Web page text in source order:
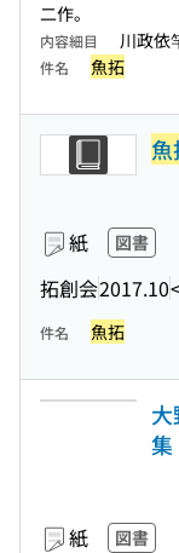
二作。
内容細目 川政依
件名 魚拓
紙 図書
拓創会2017.10
件名 魚拓
集
紙 図書